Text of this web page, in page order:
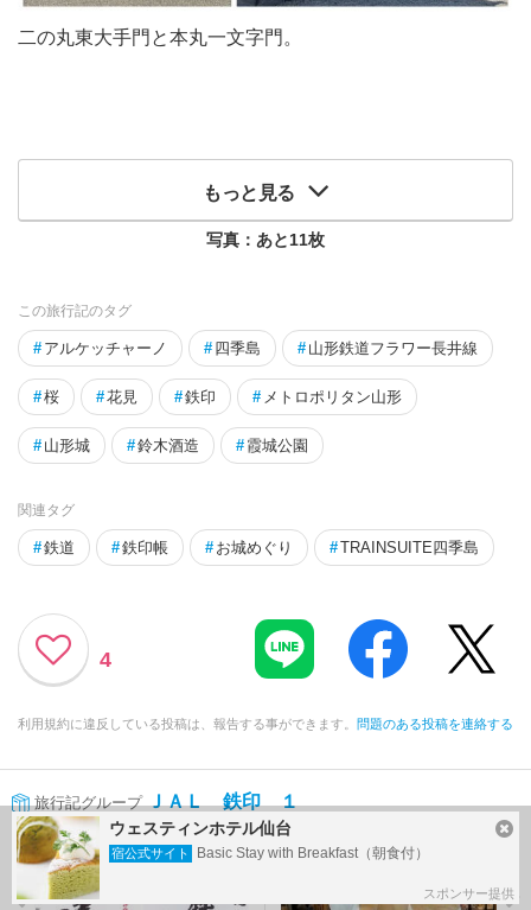
二の丸東大手門と本丸一文字門。
もっと見る
写真：あと11枚
この旅行記のタグ
# アルケッチャーノ # 四季島 # 山形鉄道フラワー長井線
#桜 #花見 #鉄印 # メトロポリタン山形
# 山形城 #鈴木酒造 # 霞城公園
関連タグ
#鉄道 #鉄印帳 # お城めぐり #TRAINSUITE四季島
4
利用規約に違反している投稿は、報告する事ができます。 問題のある投稿を連絡する
旅行記グループ ＪＡＬ 鉄印 １
前の旅行記 次の旅行記
ウェスティンホテル仙台
宿公式サイト Basic Stay with Breakfast（朝食付）
スポンサー提供